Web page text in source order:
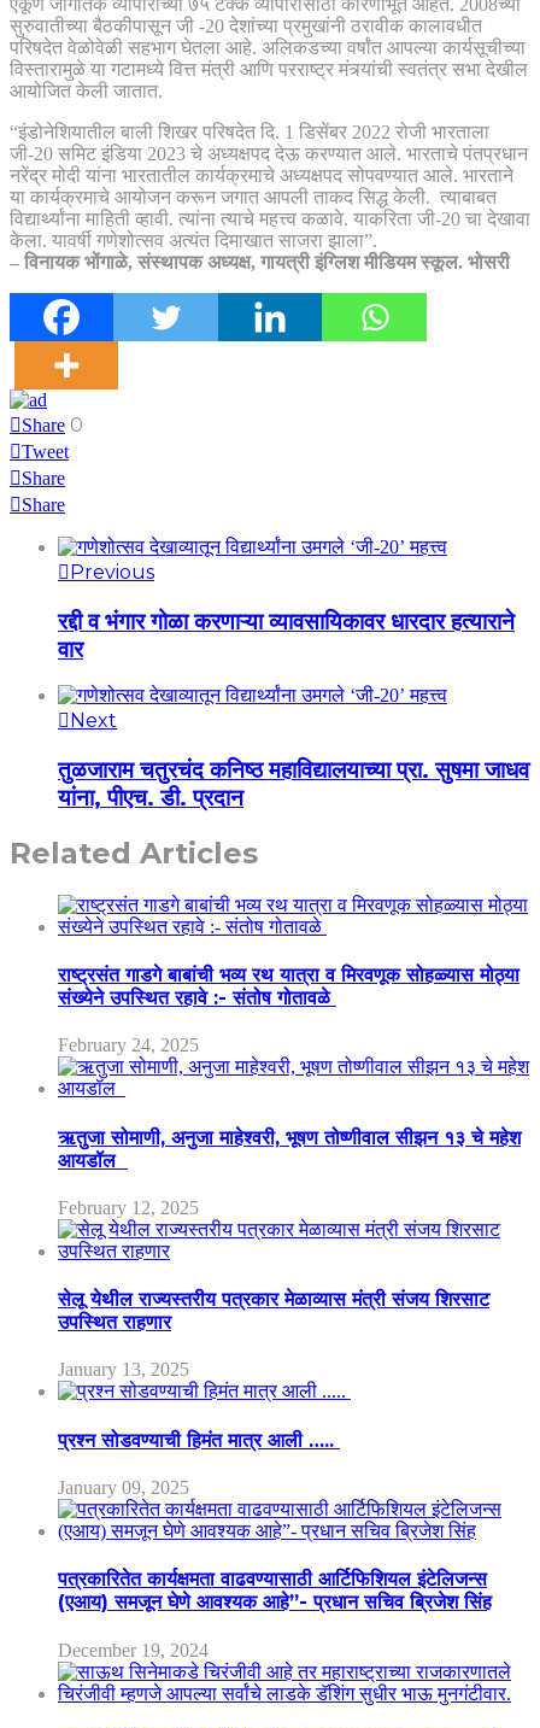
सुरुवातीच्या बैठकीपासून जी -20 देशांच्या प्रमुखांनी ठरावीक कालावधीत
परिषदेत वेळोवेळी सहभाग घेतला आहे. अलिकडच्या वर्षांत आपल्या कार्यसूचीच्या
विस्तारामुळे या गटामध्ये वित्त मंत्री आणि परराष्ट्र मंत्र्यांची स्वतंत्र सभा देखील
आयोजित केली जातात.
“इंडोनेशियातील बाली शिखर परिषदेत दि. 1 डिसेंबर 2022 रोजी भारताला
जी-20 समिट इंडिया 2023 चे अध्यक्षपद देऊ करण्यात आले. भारताचे पंतप्रधान
नरेंद्र मोदी यांना भारतातील कार्यक्रमाचे अध्यक्षपद सोपवण्यात आले. भारताने
या कार्यक्रमाचे आयोजन करून जगात आपली ताकद सिद्ध केली. त्याबाबत
विद्यार्थ्यांना माहिती व्हावी. त्यांना त्याचे महत्त्व कळावे. याकरिता जी-20 चा देखावा
केला. यावर्षी गणेशोत्सव अत्यंत दिमाखात साजरा झाला”.
– विनायक भोंगाळे, संस्थापक अध्यक्ष, गायत्री इंग्लिश मीडियम स्कूल. भोसरी
Share 0
Tweet
Share
Share
Previous
रद्दी व भंगार गोळा करणाऱ्या व्यावसायिकावर धारदार हत्याराने
वार
Next
तुळजाराम चतुरचंद कनिष्ठ महाविद्यालयाच्या प्रा. सुषमा जाधव
यांना, पीएच. डी. प्रदान
Related Articles
राष्ट्रसंत गाडगे बाबांची भव्य रथ यात्रा व मिरवणूक सोहळ्यास मोठ्या
संख्येने उपस्थित रहावे :- संतोष गोतावळे
February 24, 2025
ऋतुजा सोमाणी, अनुजा माहेश्वरी, भूषण तोष्णीवाल सीझन १३ चे महेश
आयडॉल
February 12, 2025
सेलू येथील राज्यस्तरीय पत्रकार मेळाव्यास मंत्री संजय शिरसाट
उपस्थित राहणार
January 13, 2025
प्रश्न सोडवण्याची हिमंत मात्र आली …..
January 09, 2025
पत्रकारितेत कार्यक्षमता वाढवण्यासाठी आर्टिफिशियल इंटेलिजन्स
(एआय) समजून घेणे आवश्यक आहे”- प्रधान सचिव ब्रिजेश सिंह
December 19, 2024